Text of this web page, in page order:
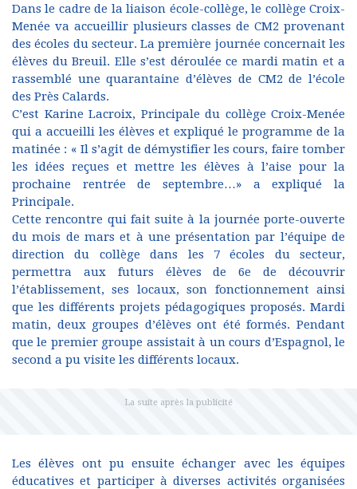
Dans le cadre de la liaison école-collège, le collège Croix-
Menée va accueillir plusieurs classes de CM2 provenant
des écoles du secteur. La première journée concernait les
élèves du Breuil. Elle s’est déroulée ce mardi matin et a
rassemblé une quarantaine d’élèves de CM2 de l’école
des Près Calards.
C’est Karine Lacroix, Principale du collège Croix-Menée
qui a accueilli les élèves et expliqué le programme de la
matinée : « Il s’agit de démystifier les cours, faire tomber
les idées reçues et mettre les élèves à l’aise pour la
prochaine rentrée de septembre…» a expliqué la
Principale.
Cette rencontre qui fait suite à la journée porte-ouverte
du mois de mars et à une présentation par l’équipe de
direction du collège dans les 7 écoles du secteur,
permettra aux futurs élèves de 6e de découvrir
l’établissement, ses locaux, son fonctionnement ainsi
que les différents projets pédagogiques proposés. Mardi
matin, deux groupes d’élèves ont été formés. Pendant
que le premier groupe assistait à un cours d’Espagnol, le
second a pu visite les différents locaux.
Les élèves ont pu ensuite échanger avec les équipes
éducatives et participer à diverses activités organisées